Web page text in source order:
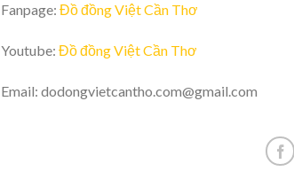
Fanpage: Đồ đồng Việt Cần Thơ
Youtube: Đồ đồng Việt Cần Thơ
Email: dodongvietcantho.com@gmail.com